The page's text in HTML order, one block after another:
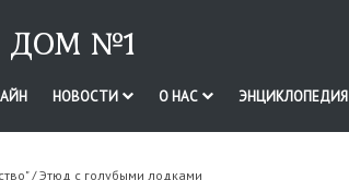
ДОМ №1
НОВОСТИ О НАС ЭНЦИКЛОПЕДИЯ
/ Этюд с голубыми лодками